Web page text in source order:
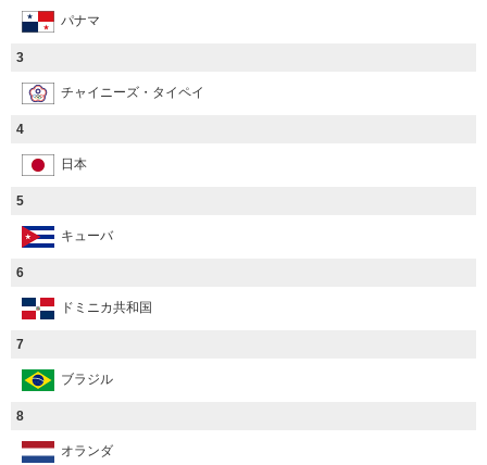
パナマ
3
チャイニーズ・タイペイ
4
日本
5
キューバ
6
ドミニカ共和国
7
ブラジル
8
オランダ